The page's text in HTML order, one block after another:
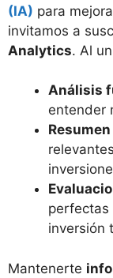
(IA) para
invitamos a
Analytics. Al
Análisis
entender
perfectas
inversión
Mantenerte